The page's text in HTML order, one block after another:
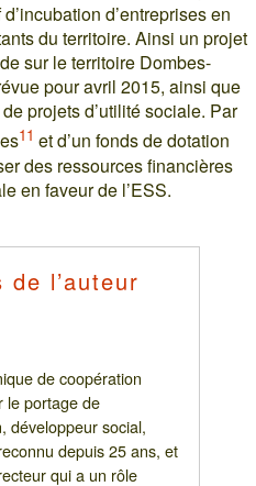
d’entreprises en
du territoire. Ainsi un projet
sur le territoire Dombes-
pour avril 2015, ainsi que
projets d’utilité sociale. Par
11 et d’un fonds de dotation
des ressources financières
en faveur de l’ESS.
de l’auteur
de coopération
le portage de
développeur social,
depuis 25 ans, et
qui a un rôle